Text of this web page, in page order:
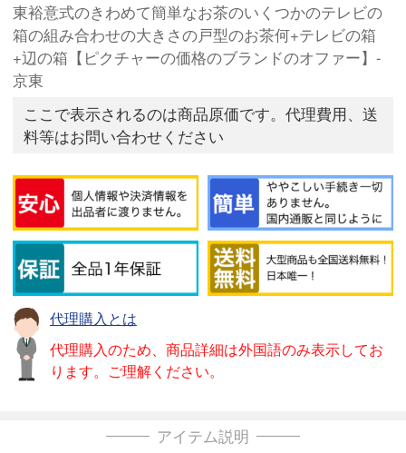
東裕意式のきわめて簡単なお茶のいくつかのテレビの
箱の組み合わせの大きさの戸型のお茶何+テレビの箱
+辺の箱【ピクチャーの価格のブランドのオファー】-
京東
ここで表示されるのは商品原価です。代理費用、送
料等はお問い合わせください
代理購入とは
代理購入のため、商品詳細は外国語のみ表示してお
ります。ご理解ください。
アイテム説明